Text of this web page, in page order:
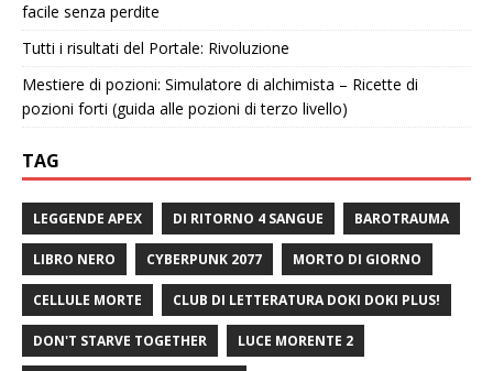
facile senza perdite
Tutti i risultati del Portale: Rivoluzione
Mestiere di pozioni: Simulatore di alchimista – Ricette di
pozioni forti (guida alle pozioni di terzo livello)
TAG
LEGGENDE APEX DI RITORNO 4 SANGUE BAROTRAUMA
LIBRO NERO CYBERPUNK 2077 MORTO DI GIORNO
CELLULE MORTE CLUB DI LETTERATURA DOKI DOKI PLUS!
DON'T STARVE TOGETHER LUCE MORENTE 2